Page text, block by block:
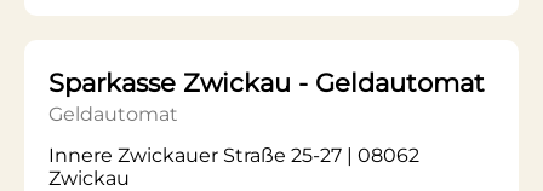
Sparkasse Zwickau - Geldautomat
Geldautomat
Innere Zwickauer Straße 25-27 | 08062
Zwickau